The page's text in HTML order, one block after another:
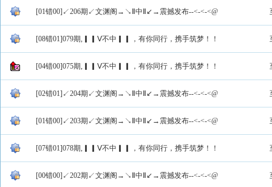
[01错00]↙206期↙文渊阁→↘Ⅱ中Ⅱ↙→震撼发布--<-<-<@
[08错01]079期,▎▎Ⅴ不中▎▎，有你同行，携手筑梦！！
[04错00]075期,▎▎Ⅴ不中▎▎，有你同行，携手筑梦！！
[02错01]↙204期↙文渊阁→↘Ⅱ中Ⅱ↙→震撼发布--<-<-<@
[01错00]↙203期↙文渊阁→↘Ⅱ中Ⅱ↙→震撼发布--<-<-<@
[07错01]078期,▎▎Ⅴ不中▎▎，有你同行，携手筑梦！！
[00错00]↙202期↙文渊阁→↘Ⅱ中Ⅱ↙→震撼发布--<-<-<@